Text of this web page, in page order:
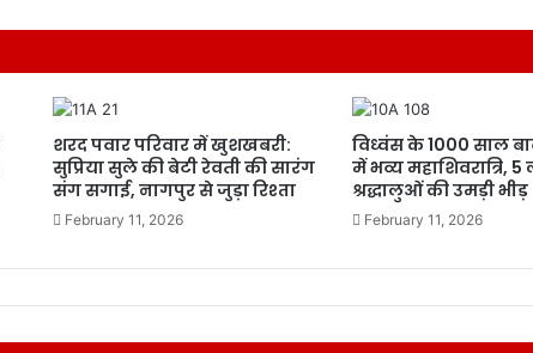
शरद पवार परिवार में खुशखबरी:
सुप्रिया सुले की बेटी रेवती की सारंग
संग सगाई, नागपुर से जुड़ा रिश्ता
February 11, 2026
विध्वंस के 1000 साल
में भव्य महाशिवरात्रि,
श्रद्धालुओं की उमड़ी भीड़
February 11, 2026